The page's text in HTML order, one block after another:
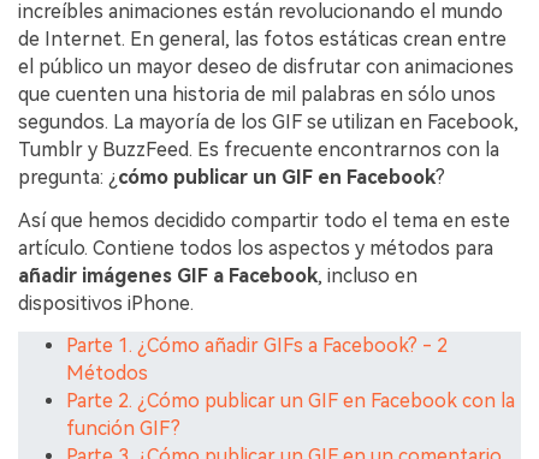
increíbles animaciones están revolucionando el mundo
de Internet. En general, las fotos estáticas crean entre
el público un mayor deseo de disfrutar con animaciones
que cuenten una historia de mil palabras en sólo unos
segundos. La mayoría de los GIF se utilizan en Facebook,
Tumblr y BuzzFeed. Es frecuente encontrarnos con la
pregunta: ¿ cómo publicar un GIF en Facebook?
Así que hemos decidido compartir todo el tema en este
artículo. Contiene todos los aspectos y métodos para
añadir imágenes GIF a Facebook, incluso en
dispositivos iPhone.
Parte 1. ¿Cómo añadir GIFs a Facebook? - 2
Métodos
Parte 2. ¿Cómo publicar un GIF en Facebook con la
función GIF?